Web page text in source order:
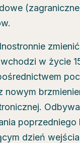
wchodzi w życie
nowym
poprzedniego
dzień